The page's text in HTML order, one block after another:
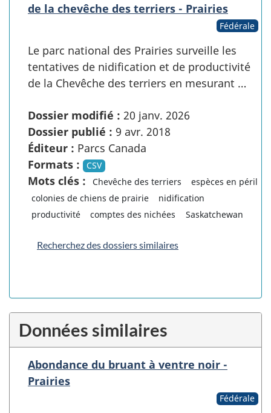
de la chevêche des terriers - Prairies
Fédérale
Le parc national des Prairies surveille les
tentatives de nidification et de productivité
de la Chevêche des terriers en mesurant …
Dossier modifié : 20 janv. 2026
Dossier publié : 9 avr. 2018
Éditeur : Parcs Canada
Formats :
CSV
Mots clés : Chevêche des terriers
espèces en péril
colonies de chiens de prairie
nidification
productivité
comptes des nichées Saskatchewan
Recherchez des dossiers similaires
Données similaires
Abondance du bruant à ventre noir -
Prairies
Fédérale